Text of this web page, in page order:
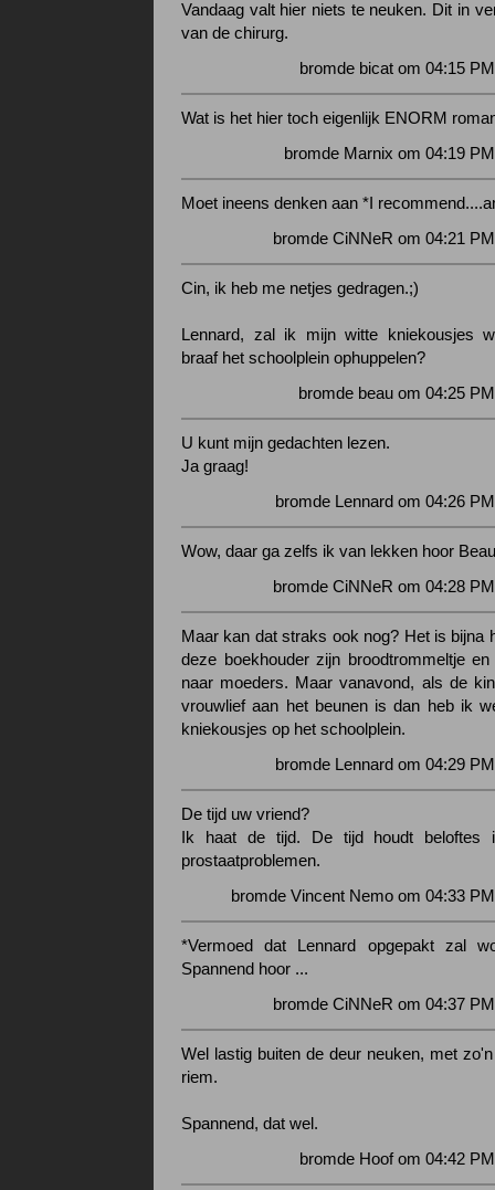
Vandaag valt hier niets te neuken. Dit in
van de chirurg.
bromde bicat om 04:15
Wat is het hier toch eigenlijk ENORM
bromde Marnix om 04:19
Moet ineens denken aan *I
bromde CiNNeR om 04:21
Cin, ik heb me netjes gedragen.;)
Lennard, zal ik mijn witte kniekousjes
braaf het schoolplein ophuppelen?
bromde beau om 04:25
U kunt mijn gedachten lezen.
Ja graag!
bromde Lennard om 04:26
Wow, daar ga zelfs ik van lekken hoor
bromde CiNNeR om 04:28
Maar kan dat straks ook nog? Het is bijna
deze boekhouder zijn broodtrommeltje
naar moeders. Maar vanavond, als de
vrouwlief aan het beunen is dan heb ik
kniekousjes op het schoolplein.
bromde Lennard om 04:29
De tijd uw vriend?
Ik haat de tijd. De tijd houdt beloftes
prostaatproblemen.
bromde Vincent Nemo om 04:33
*Vermoed dat Lennard opgepakt zal
Spannend hoor ...
bromde CiNNeR om 04:37
Wel lastig buiten de deur neuken, met
riem.
Spannend, dat wel.
bromde Hoof om 04:42